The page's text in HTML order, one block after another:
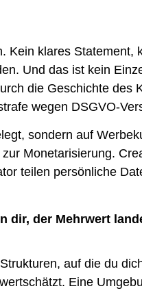
Kein klares Statement,
Und das ist kein
die Geschichte des
wegen DSGVO-
sondern auf
Monetarisierung.
teilen persönliche
dir, der Mehrwert
auf die du
Eine